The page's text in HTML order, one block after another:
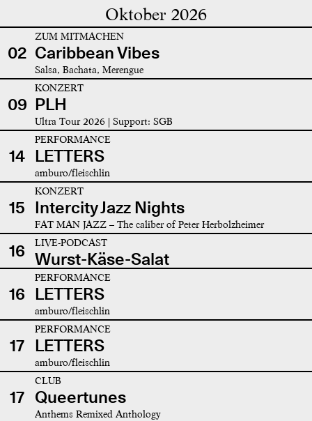
Oktober 2026
02
ZUM MITMACHEN
Caribbean Vibes
Salsa, Bachata, Merengue
09
KONZERT
PLH
Ultra Tour 2026 | Support: SGB
14
PERFORMANCE
LETTERS
amburo/fleischlin
15
KONZERT
Intercity Jazz Nights
FAT MAN JAZZ – The caliber of Peter Herbolzheimer
16 LIVE-PODCAST
Wurst-Käse-Salat
16
PERFORMANCE
LETTERS
amburo/fleischlin
17
PERFORMANCE
LETTERS
amburo/fleischlin
17
CLUB
Queertunes
Anthems Remixed Anthology